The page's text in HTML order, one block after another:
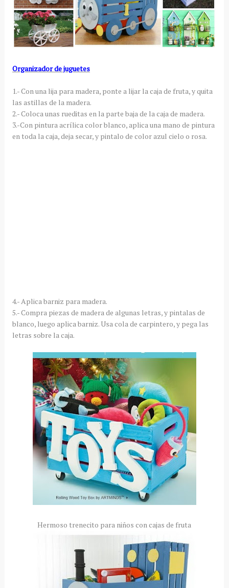
Organizador de juguetes
1.- Con una lija para madera, ponte a lijar la caja de fruta, y quita
las astillas de la madera.
2.- Coloca unas rueditas en la parte baja de la caja de madera.
3.-Con pintura acrílica color blanco, aplica una mano de pintura
en toda la caja, deja secar, y pintalo de color azul cielo o rosa.
4.- Aplica barniz para madera.
5.- Compra piezas de madera de algunas letras, y pintalas de
blanco, luego aplica barniz. Usa cola de carpintero, y pega las
letras sobre la caja.
Hermoso trenecito para niños con cajas de fruta